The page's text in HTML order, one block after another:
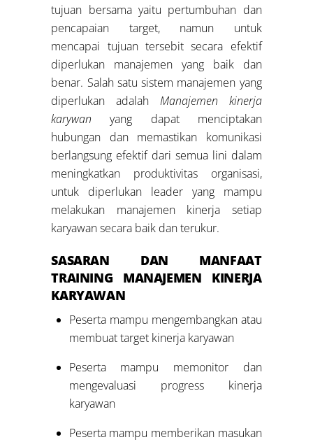
tujuan bersama yaitu pertumbuhan dan
pencapaian target, namun untuk
mencapai tujuan tersebit secara efektif
diperlukan manajemen yang baik dan
benar. Salah satu sistem manajemen yang
diperlukan adalah Manajemen kinerja
karywan yang dapat menciptakan
hubungan dan memastikan komunikasi
berlangsung efektif dari semua lini dalam
meningkatkan produktivitas organisasi,
untuk diperlukan leader yang mampu
melakukan manajemen kinerja setiap
karyawan secara baik dan terukur.
SASARAN DAN MANFAAT
TRAINING MANAJEMEN KINERJA
KARYAWAN
Peserta mampu mengembangkan atau
membuat target kinerja karyawan
Peserta mampu memonitor dan
mengevaluasi progress kinerja
karyawan
Peserta mampu memberikan masukan